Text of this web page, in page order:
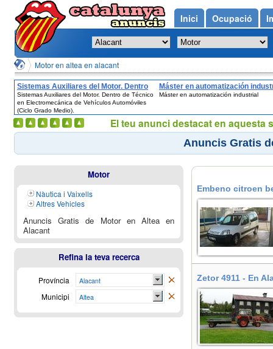
Motor en altea en alacant
Sistemas Auxiliares del Motor. Dentro
de Técnico en Electromecánica de
Vehículos Automóviles (Ciclo Grado
Medio).
Sistemas Auxiliares del Motor. Dentro de Técnico
en Electromecánica de Vehículos Automóviles
(Ciclo Grado Medio).
Máster en automatización
Máster en automatización industrial
Anuncis Gratis
Embeno citroen
Zetor 4911 - En
Motor
Nàutica i Vaixells
Altres Vehicles
Anuncis Gratis de Motor en Altea en
Alacant
Refina la teva recerca
Província Alacant
Municipi Altea
Inici Ocupació
El teu anunci destacat en aquesta